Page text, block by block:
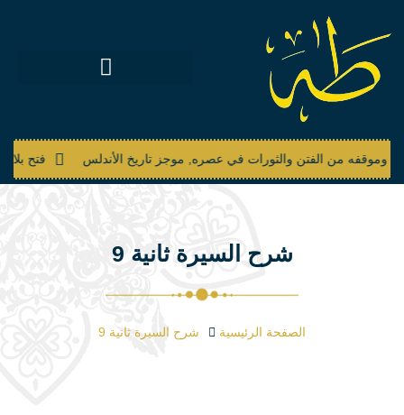
فتح وموقفه من الفتن والثورات في عصره, موجز تاريخ الأندلس
شرح السيرة ثانية 9
الصفحة الرئيسية شرح السيرة ثانية 9